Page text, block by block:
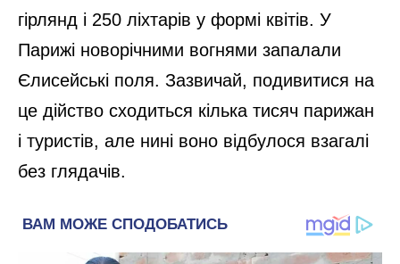
гірлянд і 250 ліхтарів у формі квітів. У
Парижі новорічними вогнями запалали
Єлисейські поля. Зазвичай, подивитися на
це дійство сходиться кілька тисяч парижан
і туристів, але нині воно відбулося взагалі
без глядачів.